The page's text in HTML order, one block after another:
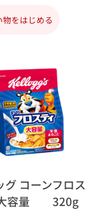
物をはじめる
グ コーンフロス
容量 320g